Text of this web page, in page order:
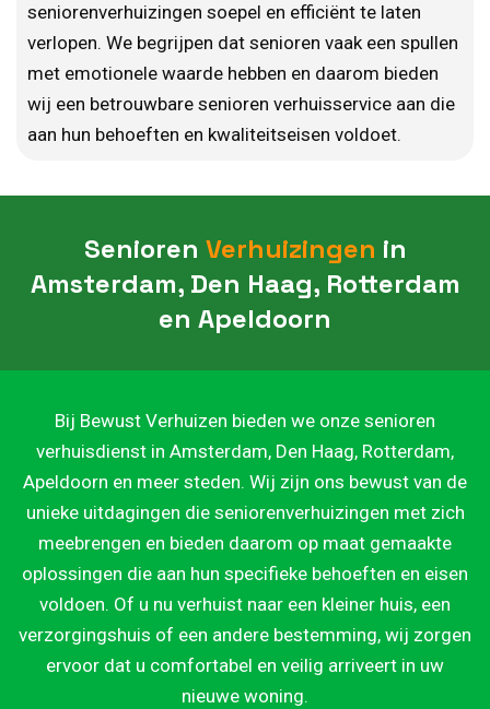
seniorenverhuizingen soepel en efficiënt te laten
verlopen. We begrijpen dat senioren vaak een spullen
met emotionele waarde hebben en daarom bieden
wij een betrouwbare senioren verhuisservice aan die
aan hun behoeften en kwaliteitseisen voldoet.
Senioren Verhuizingen in
Amsterdam, Den Haag, Rotterdam
en Apeldoorn
Bij Bewust Verhuizen bieden we onze senioren
verhuisdienst in Amsterdam, Den Haag, Rotterdam,
Apeldoorn en meer steden. Wij zijn ons bewust van de
unieke uitdagingen die seniorenverhuizingen met zich
meebrengen en bieden daarom op maat gemaakte
oplossingen die aan hun specifieke behoeften en eisen
voldoen. Of u nu verhuist naar een kleiner huis, een
verzorgingshuis of een andere bestemming, wij zorgen
ervoor dat u comfortabel en veilig arriveert in uw
nieuwe woning.